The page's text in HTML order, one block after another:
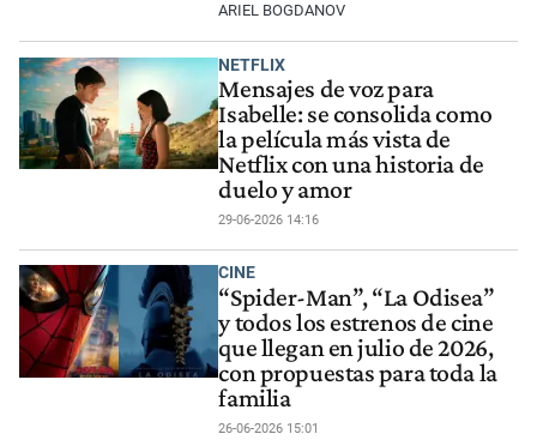
ARIEL BOGDANOV
NETFLIX
Mensajes de voz para
Isabelle: se consolida como
la película más vista de
Netflix con una historia de
duelo y amor
29-06-2026 14:16
CINE
“Spider-Man”, “La Odisea”
y todos los estrenos de cine
que llegan en julio de 2026,
con propuestas para toda la
familia
26-06-2026 15:01